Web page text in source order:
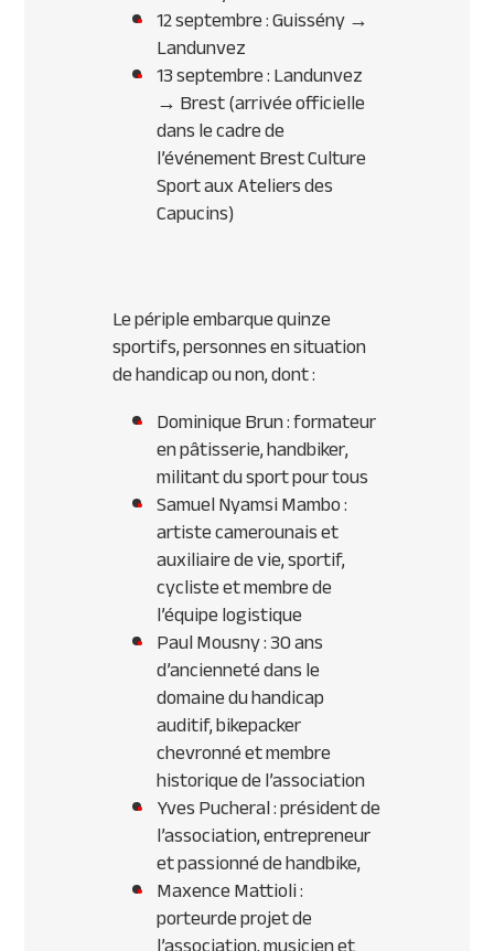
12 septembre : Guissény →
Landunvez
13 septembre : Landunvez
→ Brest (arrivée officielle
dans le cadre de
l’événement Brest Culture
Sport aux Ateliers des
Capucins)
Le périple embarque quinze
sportifs, personnes en situation
de handicap ou non, dont :
Dominique Brun : formateur
en pâtisserie, handbiker,
militant du sport pour tous
Samuel Nyamsi Mambo :
artiste camerounais et
auxiliaire de vie, sportif,
cycliste et membre de
l’équipe logistique
Paul Mousny : 30 ans
d’ancienneté dans le
domaine du handicap
auditif, bikepacker
chevronné et membre
historique de l’association
Yves Pucheral : président de
l’association, entrepreneur
et passionné de handbike,
Maxence Mattioli :
porteurde projet de